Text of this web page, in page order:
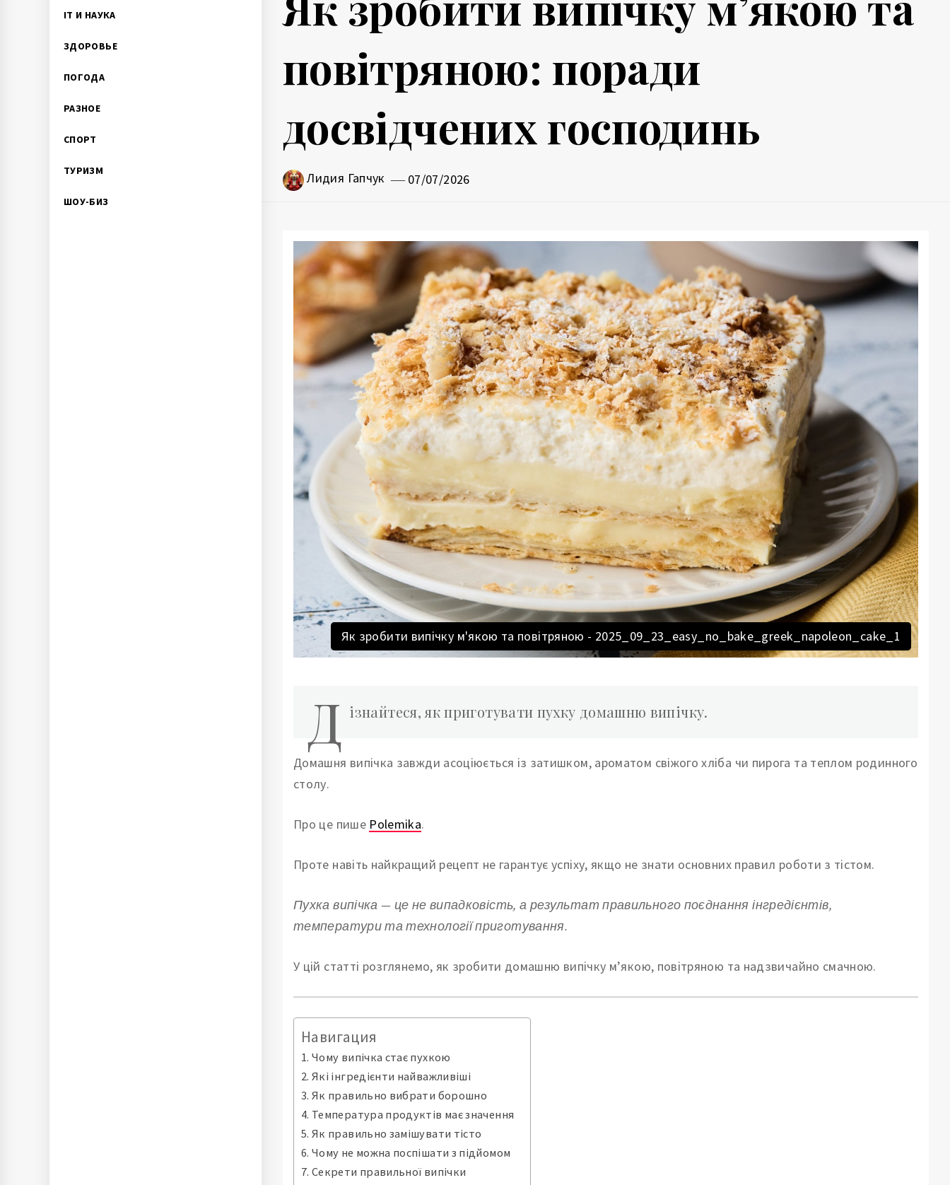
IT И НАУКА
ЗДОРОВЬЕ
ПОГОДА
РАЗНОЕ
СПОРТ
ТУРИЗМ
ШОУ-БИЗ
повітряною: поради
досвідчених господинь
Лидия Гапчук 07/07/2026
Як зробити випічку м'якою та повітряною - 2025_09_23_easy_no_bake_greek_napoleon_cake_1
Д ізнайтеся, як приготувати пухку домашню випічку.
Домашня випічка завжди асоціюється із затишком, ароматом свіжого хліба чи пирога та теплом родинного
столу.
Про це пише Polemika.
Проте навіть найкращий рецепт не гарантує успіху, якщо не знати основних правил роботи з тістом.
Пухка випічка — це не випадковість, а результат правильного поєднання інгредієнтів,
температури та технології приготування.
У цій статті розглянемо, як зробити домашню випічку м’якою, повітряною та надзвичайно смачною.
Навигация
Чому випічка стає пухкою
Які інгредієнти найважливіші
Як правильно вибрати борошно
Температура продуктів має значення
Як правильно замішувати тісто
Чому не можна поспішати з підйомом
Секрети правильної випічки